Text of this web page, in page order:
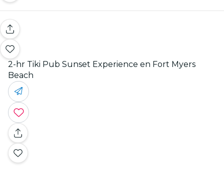
2-hr Tiki Pub Sunset Experience en Fort Myers
Beach